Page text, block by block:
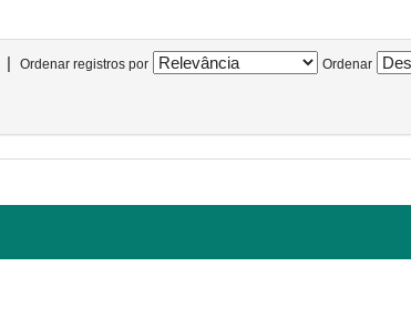
| Ordenar registros por Ordenar